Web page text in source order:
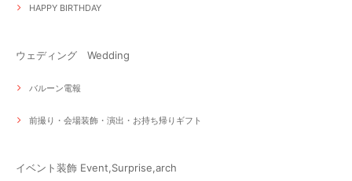
HAPPY BIRTHDAY
ウェディング Wedding
バルーン電報
前撮り・会場装飾・演出・お持ち帰りギフト
イベント装飾 Event,Surprise,arch